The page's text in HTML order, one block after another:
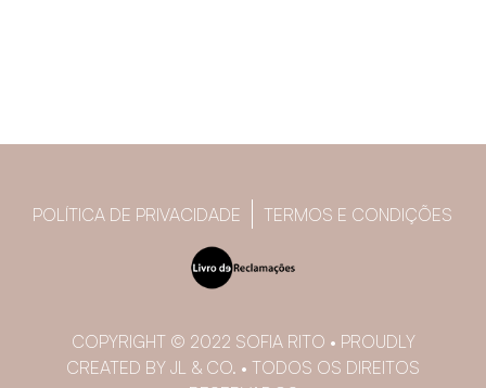
POLÍTICA DE PRIVACIDADE TERMOS E CONDIÇÕES
COPYRIGHT © 2022 SOFIA RITO • PROUDLY
CREATED BY JL & CO. • TODOS OS DIREITOS